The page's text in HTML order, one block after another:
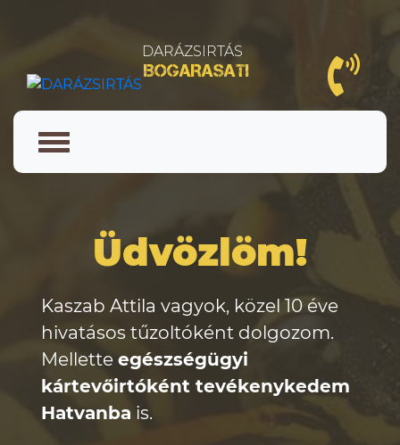
DARÁZSIRTÁS
BOGARASATI
Üdvözlöm!
Kaszab Attila vagyok, közel 10 éve
hivatásos tűzoltóként dolgozom.
Mellette egészségügyi
kártevőirtóként tevékenykedem
Hatvanba is.